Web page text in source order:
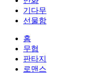
기다무
선물함
홈
무협
판타지
로맨스